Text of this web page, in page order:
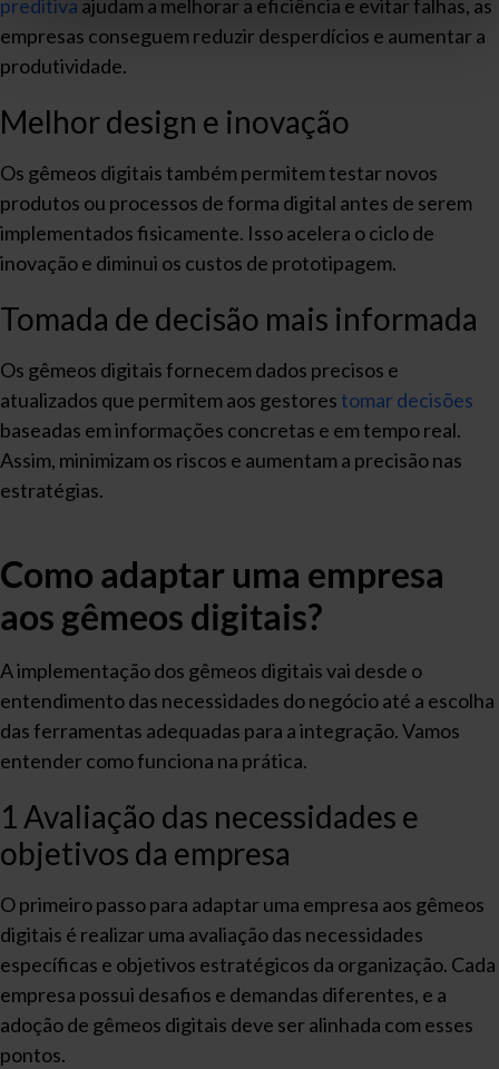
preditiva ajudam a melhorar a eficiência e evitar falhas, as
empresas conseguem reduzir desperdícios e aumentar a
produtividade.
Melhor design e inovação
Os gêmeos digitais também permitem testar novos
produtos ou processos de forma digital antes de serem
implementados fisicamente. Isso acelera o ciclo de
inovação e diminui os custos de prototipagem.
Tomada de decisão mais informada
Os gêmeos digitais fornecem dados precisos e
atualizados que permitem aos gestores tomar decisões
baseadas em informações concretas e em tempo real.
Assim, minimizam os riscos e aumentam a precisão nas
estratégias.
Como adaptar uma empresa
aos gêmeos digitais?
A implementação dos gêmeos digitais vai desde o
entendimento das necessidades do negócio até a escolha
das ferramentas adequadas para a integração. Vamos
entender como funciona na prática.
1 Avaliação das necessidades e
objetivos da empresa
O primeiro passo para adaptar uma empresa aos gêmeos
digitais é realizar uma avaliação das necessidades
específicas e objetivos estratégicos da organização. Cada
empresa possui desafios e demandas diferentes, e a
adoção de gêmeos digitais deve ser alinhada com esses
pontos.